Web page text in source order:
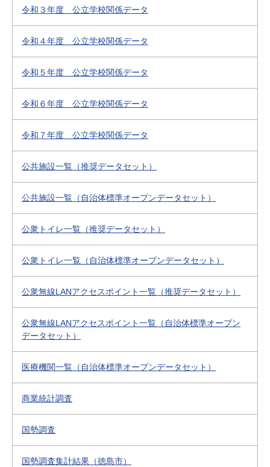
令和３年度 公立学校関係データ
令和４年度 公立学校関係データ
令和５年度 公立学校関係データ
令和６年度 公立学校関係データ
令和７年度 公立学校関係データ
公共施設一覧（推奨データセット）
公共施設一覧（自治体標準オープンデータセット）
公衆トイレ一覧（推奨データセット）
公衆トイレ一覧（自治体標準オープンデータセット）
公衆無線LANアクセスポイント一覧（推奨データセット）
公衆無線LANアクセスポイント一覧（自治体標準オープン
データセット）
医療機関一覧（自治体標準オープンデータセット）
商業統計調査
国勢調査
国勢調査集計結果（徳島市）